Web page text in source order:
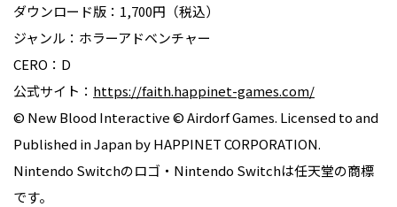
ダウンロード版：1,700円（税込）
ジャンル：ホラーアドベンチャー
CERO：D
公式サイト： https://faith.happinet-games.com/
© New Blood Interactive © Airdorf Games. Licensed to and
Published in Japan by HAPPINET CORPORATION.
Nintendo Switchのロゴ・Nintendo Switchは任天堂の商標
です。